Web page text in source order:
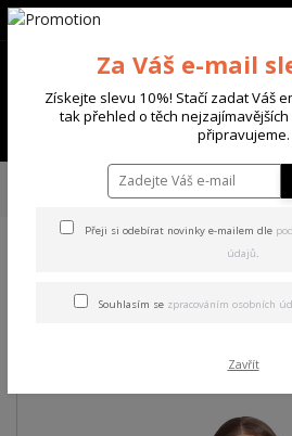
+420 702 136 620
MIKINY
Yakuza dámská
Insights Urban
Za Váš e-mail
Získejte slevu 10%! Stačí zadat Váš
tak přehled o těch
připravujeme.
Přeji si odebírat novinky e-mailem dle
údajů.
Souhlasím se zpracováním osobních
Zavřít